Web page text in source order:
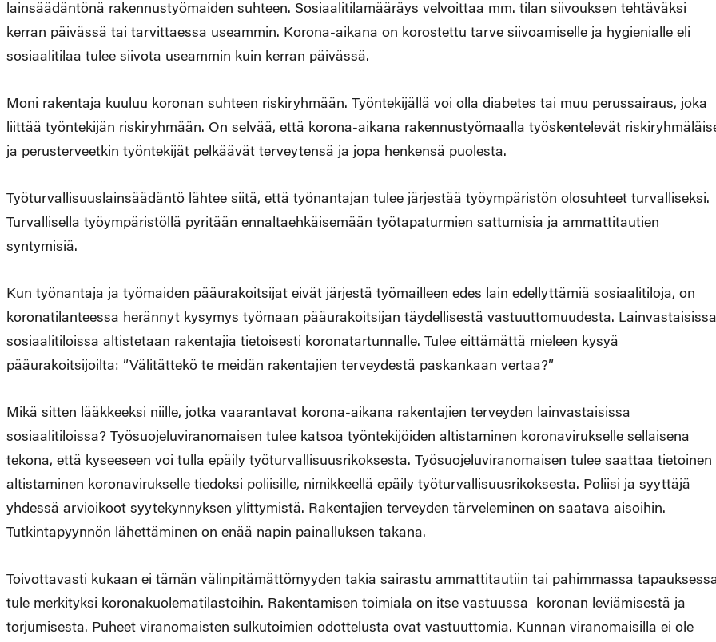
lainsäädäntönä rakennustyömaiden suhteen. Sosiaalitilamääräys velvoittaa mm. tilan siivouksen tehtäväksi
kerran päivässä tai tarvittaessa useammin. Korona-aikana on korostettu tarve siivoamiselle ja hygienialle eli
sosiaalitilaa tulee siivota useammin kuin kerran päivässä.
Moni rakentaja kuuluu koronan suhteen riskiryhmään. Työntekijällä voi olla diabetes tai muu perussairaus, joka
liittää työntekijän riskiryhmään. On selvää, että korona-aikana rakennustyömaalla työskentelevät
ja perusterveetkin työntekijät pelkäävät terveytensä ja jopa henkensä puolesta.
Työturvallisuuslainsäädäntö lähtee siitä, että työnantajan tulee järjestää työympäristön olosuhteet turvalliseksi.
Turvallisella työympäristöllä pyritään ennaltaehkäisemään työtapaturmien sattumisia ja ammattitautien
syntymisiä.
Kun työnantaja ja työmaiden pääurakoitsijat eivät järjestä työmailleen edes lain edellyttämiä sosiaalitiloja, on
koronatilanteessa herännyt kysymys työmaan pääurakoitsijan täydellisestä vastuuttomuudesta. Lainvastaisissa
sosiaalitiloissa altistetaan rakentajia tietoisesti koronatartunnalle. Tulee eittämättä mieleen kysyä
pääurakoitsijoilta: ”Välitättekö te meidän rakentajien terveydestä paskankaan vertaa?”
Mikä sitten lääkkeeksi niille, jotka vaarantavat korona-aikana rakentajien terveyden lainvastaisissa
sosiaalitiloissa? Työsuojeluviranomaisen tulee katsoa työntekijöiden altistaminen koronavirukselle sellaisena
tekona, että kyseeseen voi tulla epäily työturvallisuusrikoksesta. Työsuojeluviranomaisen tulee saattaa tietoinen
altistaminen koronavirukselle tiedoksi poliisille, nimikkeellä epäily työturvallisuusrikoksesta. Poliisi ja syyttäjä
yhdessä arvioikoot syytekynnyksen ylittymistä. Rakentajien terveyden tärveleminen on saatava aisoihin.
Tutkintapyynnön lähettäminen on enää napin painalluksen takana.
Toivottavasti kukaan ei tämän välinpitämättömyyden takia sairastu ammattitautiin tai pahimmassa
tule merkityksi koronakuolematilastoihin. Rakentamisen toimiala on itse vastuussa koronan leviämisestä ja
torjumisesta. Puheet viranomaisten sulkutoimien odottelusta ovat vastuuttomia. Kunnan viranomaisilla ei ole